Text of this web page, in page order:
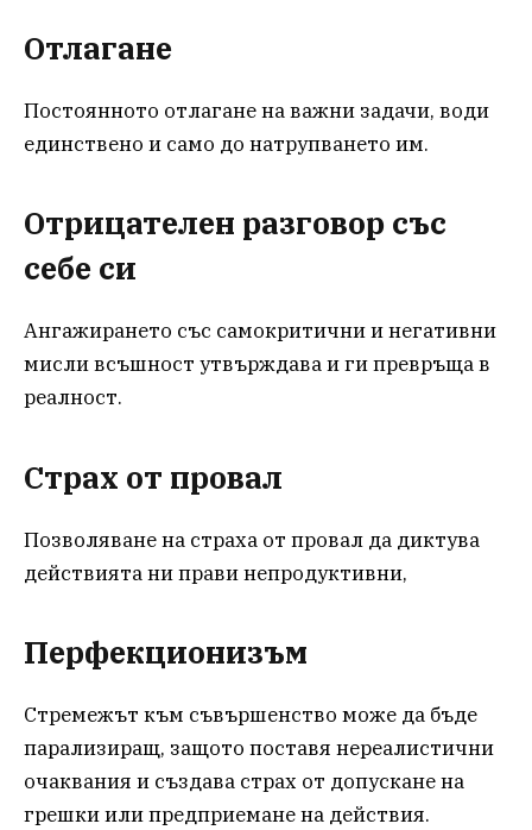
Отлагане
Постоянното отлагане на важни задачи, води
единствено и само до натрупването им.
Отрицателен разговор със
себе си
Ангажирането със самокритични и негативни
мисли всъшност утвърждава и ги превръща в
реалност.
Страх от провал
Позволяване на страха от провал да диктува
действията ни прави непродуктивни,
Перфекционизъм
Стремежът към съвършенство може да бъде
парализиращ, защото поставя нереалистични
очаквания и създава страх от допускане на
грешки или предприемане на действия.